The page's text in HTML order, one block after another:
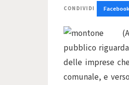
CONDIVIDI Facebook
pubblico
delle imprese
comunale, e